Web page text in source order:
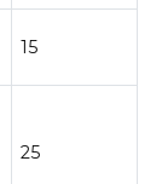
15
25